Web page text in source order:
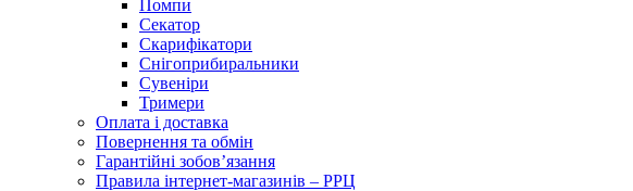
Помпи
Секатор
Скарифікатори
Снігоприбиральники
Сувеніри
Тримери
Оплата і доставка
Повернення та обмін
Гарантійні зобов’язання
Правила інтернет-магазинів – РРЦ